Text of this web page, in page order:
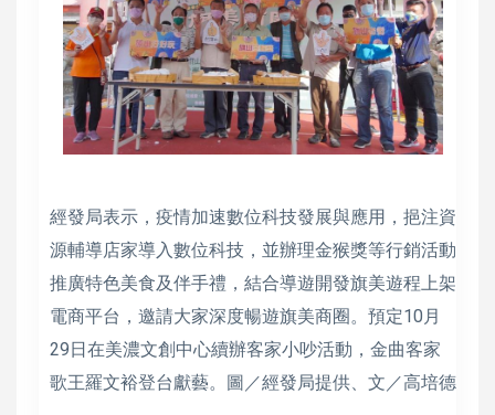
經發局表示，疫情加速數位科技發展與應用，挹注資
源輔導店家導入數位科技，並辦理金猴獎等行銷活動
推廣特色美食及伴手禮，結合導遊開發旗美遊程上架
電商平台，邀請大家深度暢遊旗美商圈。預定10月
29日在美濃文創中心續辦客家小吵活動，金曲客家
歌王羅文裕登台獻藝。圖／經發局提供、文／高培德